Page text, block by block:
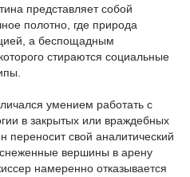
представляет собой
полотно, где природа
а беспощадным
стираются социальные
умением работать с
в закрытых или враждебных
переносит свой аналитический
вершины в арену
намеренно отказывается